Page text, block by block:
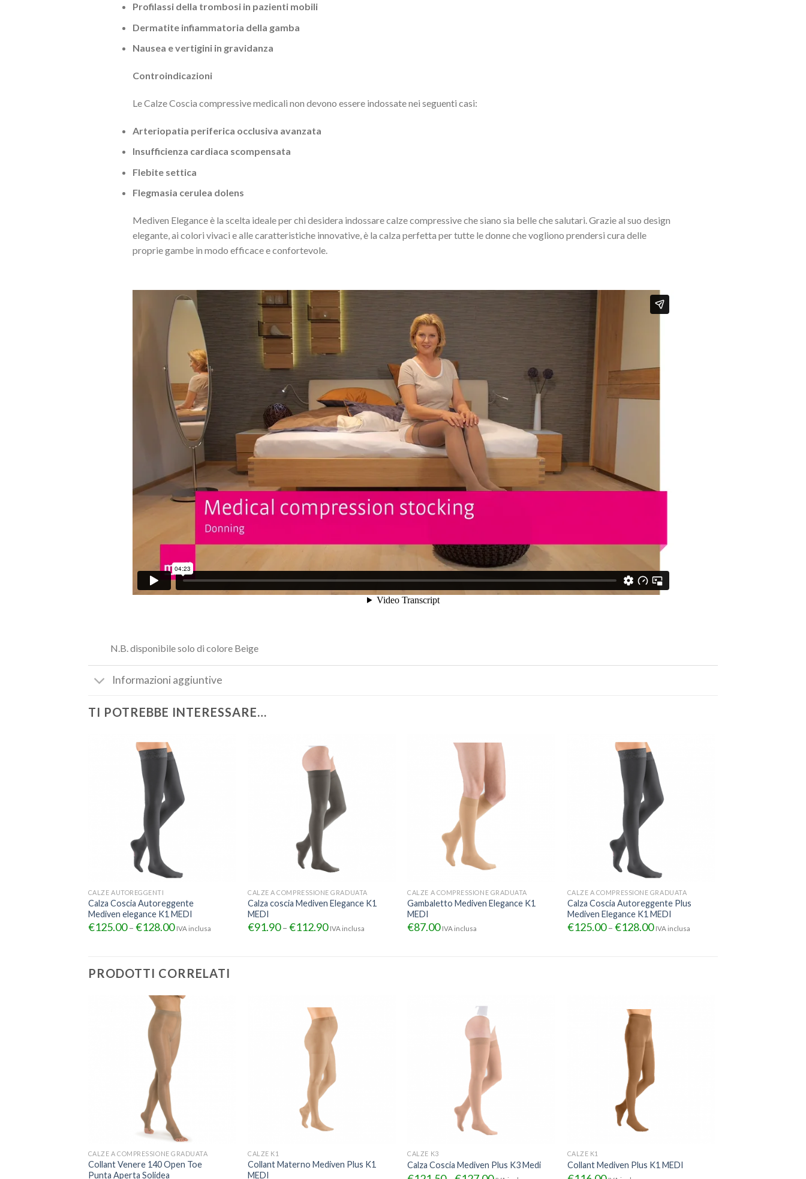
Profilassi della trombosi in pazienti mobili
Dermatite infiammatoria della gamba
Nausea e vertigini in gravidanza
Controindicazioni
Le Calze Coscia compressive medicali non devono essere indossate nei seguenti casi:
Arteriopatia periferica occlusiva avanzata
Insufficienza cardiaca scompensata
Flebite settica
Flegmasia cerulea dolens
Mediven Elegance è la scelta ideale per chi desidera indossare calze compressive che siano sia belle che salutari. Grazie al suo design
elegante, ai colori vivaci e alle caratteristiche innovative, è la calza perfetta per tutte le donne che vogliono prendersi cura delle
proprie gambe in modo efficace e confortevole.
N.B. disponibile solo di colore Beige
Informazioni aggiuntive
TI POTREBBE INTERESSARE…
CALZE AUTOREGGENTI
Calza Coscia Autoreggente
Mediven elegance K1 MEDI
€125.00– €128.00 IVA inclusa
CALZE A COMPRESSIONE GRADUATA
Calza coscia Mediven Elegance K1
MEDI
€91.90–€112.90 IVA inclusa
CALZE A COMPRESSIONE GRADUATA
Gambaletto Mediven Elegance K1
MEDI
€87.00 IVA inclusa
CALZE A COMPRESSIONE GRADUATA
Calza Coscia Autoreggente Plus
Mediven Elegance K1 MEDI
€125.00– €128.00 IVA inclusa
PRODOTTI CORRELATI
CALZE A COMPRESSIONE GRADUATA
Collant Venere 140 Open Toe
Punta Aperta Solidea
CALZE K1
Collant Materno Mediven Plus K1
MEDI
CALZE K3
Calza Coscia Mediven Plus K3 Medi
CALZE K1
Collant Mediven Plus K1 MEDI